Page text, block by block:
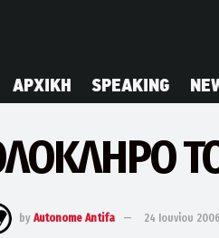
ΑΡΧΙΚΗ SPEAKING
by Autonome Antifa 24 Ιουνίου 2006